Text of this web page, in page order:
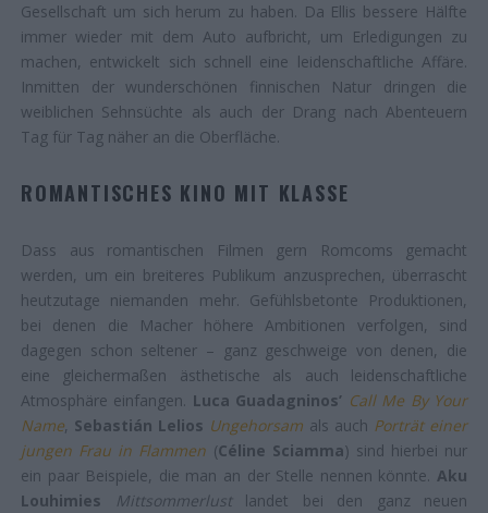
Gesellschaft um sich herum zu haben. Da Ellis bessere Hälfte
immer wieder mit dem Auto aufbricht, um Erledigungen zu
machen, entwickelt sich schnell eine leidenschaftliche Affäre.
Inmitten der wunderschönen finnischen Natur dringen die
weiblichen Sehnsüchte als auch der Drang nach Abenteuern
Tag für Tag näher an die Oberfläche.
ROMANTISCHES KINO MIT KLASSE
Dass aus romantischen Filmen gern Romcoms gemacht
werden, um ein breiteres Publikum anzusprechen, überrascht
heutzutage niemanden mehr. Gefühlsbetonte Produktionen,
bei denen die Macher höhere Ambitionen verfolgen, sind
dagegen schon seltener – ganz geschweige von denen, die
eine gleichermaßen ästhetische als auch leidenschaftliche
Atmosphäre einfangen. Luca Guadagninos’ Call Me By Your
Name, Sebastián Lelios Ungehorsam als auch Porträt einer
jungen Frau in Flammen (Céline Sciamma) sind hierbei nur
ein paar Beispiele, die man an der Stelle nennen könnte. Aku
Louhimies
Mittsommerlust landet bei den ganz neuen